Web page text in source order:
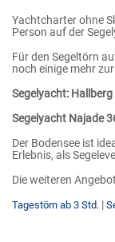
Yachtcharter ohne
Person auf der
Für den Segeltörn
noch einige mehr
Segelyacht:
Segelyacht Najade
Der Bodensee ist
Erlebnis, als
Die weiteren
Tagestörn ab 3 Std. |